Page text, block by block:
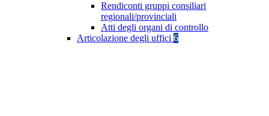
Rendiconti gruppi consiliari
regionali/provinciali
Atti degli organi di controllo
Articolazione degli uffici 6